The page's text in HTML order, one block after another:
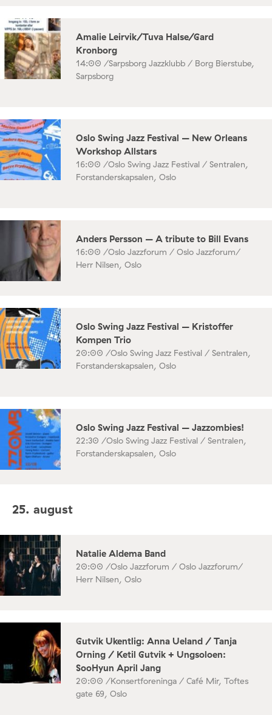
Amalie Leirvik/Tuva Halse/Gard
Kronborg
14:00 /Sarpsborg Jazzklubb / Borg Bierstube,
Sarpsborg
Oslo Swing Jazz Festival – New Orleans
Workshop Allstars
16:00 /Oslo Swing Jazz Festival / Sentralen,
Forstanderskapsalen, Oslo
Anders Persson – A tribute to Bill Evans
16:00 /Oslo Jazzforum / Oslo Jazzforum/
Herr Nilsen, Oslo
Oslo Swing Jazz Festival – Kristoffer
Kompen Trio
20:00 /Oslo Swing Jazz Festival / Sentralen,
Forstanderskapsalen, Oslo
Oslo Swing Jazz Festival – Jazzombies!
22:30 /Oslo Swing Jazz Festival / Sentralen,
Forstanderskapsalen, Oslo
25. august
Natalie Aldema Band
20:00 /Oslo Jazzforum / Oslo Jazzforum/
Herr Nilsen, Oslo
Gutvik Ukentlig: Anna Ueland / Tanja
Orning / Ketil Gutvik + Ungsoloen:
SooHyun April Jang
20:00 /Konsertforeninga / Café Mir, Toftes
gate 69, Oslo